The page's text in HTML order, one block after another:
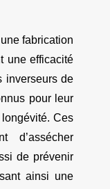
fabrication
une efficacité
inverseurs de
pour leur
Ces
d’assécher
de prévenir
ainsi une